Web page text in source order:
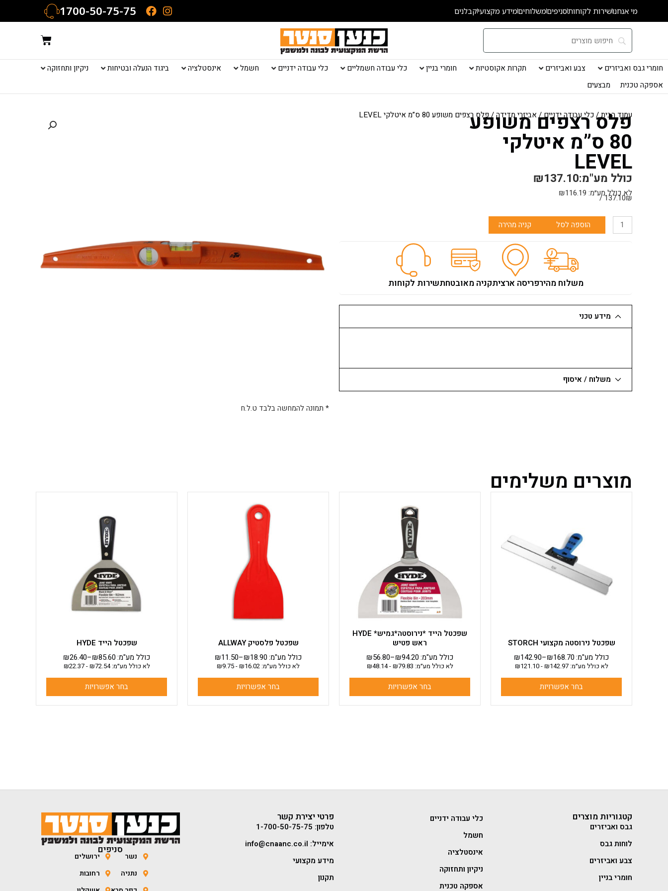
מי אנחנושירות לקוחותסניפיםמשלוחיםמידע מקצועיקבלנים 1700-50-75-75
עגלת
קניות
חומרי גבס ואביזרים צבע ואביזרים תקרות אקוסטיות חומרי בניין כלי עבודה חשמליים כלי עבודה ידניים חשמל אינסטלציה ביגוד הנעלה ובטיחות
ניקיון ותחזוקה
אספקה טכנית
מבצעים
עמוד הבית/כלי עבודה ידניים/אביזרי מדידה/ פלס רצפים משופע 80 ס”מ איטלקי LEVELפלס רצפים משופע
80 ס”מ איטלקי
LEVEL
₪137.10כולל מע"מ:
לא כולל מע״מ: ₪116.19
137.10₪ /
כמות
LEVEL
הוספה לסל קניה מהירה
משלוח מהירפריסה ארציתקניה מאובטחתשירות לקוחות
מידע טכני
משלוח / איסוף
* תמונה להמחשה בלבד ט.ל.ח
מוצרים משלימים
שפכטל נירוסטה מקצועי STORCH
₪142.90–₪168.70כולל מע"מ:
לא כולל מע״מ: ₪142.97
-
₪121.10
בחר אפשרויות
סוגים.
ניתן
לבחור
שפכטל הייד *נירוסטה*גמיש* HYDE
ראש פטיש
₪56.80–₪94.20כולל מע"מ:
לא כולל מע״מ: ₪79.83
-
₪48.14
בחר אפשרויות
זה
יש
מספר
סוגים.
ניתן
לבחור
את
האפשרויות
בעמוד
המוצר
שפכטל פלסטיק ALLWAY
₪11.50–₪18.90כולל מע"מ:
לא כולל מע״מ: ₪16.02
-
₪9.75
בחר אפשרויות
זה
יש
מספר
סוגים.
ניתן
לבחור
האפשרויות
המוצר
שפכטל הייד HYDE
₪26.40–₪85.60כולל מע"מ:
לא כולל מע״מ: ₪72.54
-
₪22.37
בחר אפשרויות
יש
מספר
סוגים.
ניתן
לבחור
את
האפשרויות
בעמוד
קטגוריות מוצרים
גבס ואביזרים
לוחות גבס
צבע ואביזרים
חומרי בניין
כלי עבודה ידניים
חשמל
אינסטלציה
ניקיון ותחזוקה
אספקה טכנית
פרטי יצירת קשר
טלפון: 1-700-50-75-75
אימייל: info@cnaanc.co.il
מידע מקצועי
תקנון
סניפים
נשר
נתניה
ירושלים
רחובות